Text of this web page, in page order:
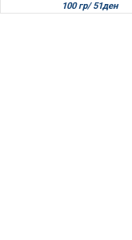
100 гр/ 51ден